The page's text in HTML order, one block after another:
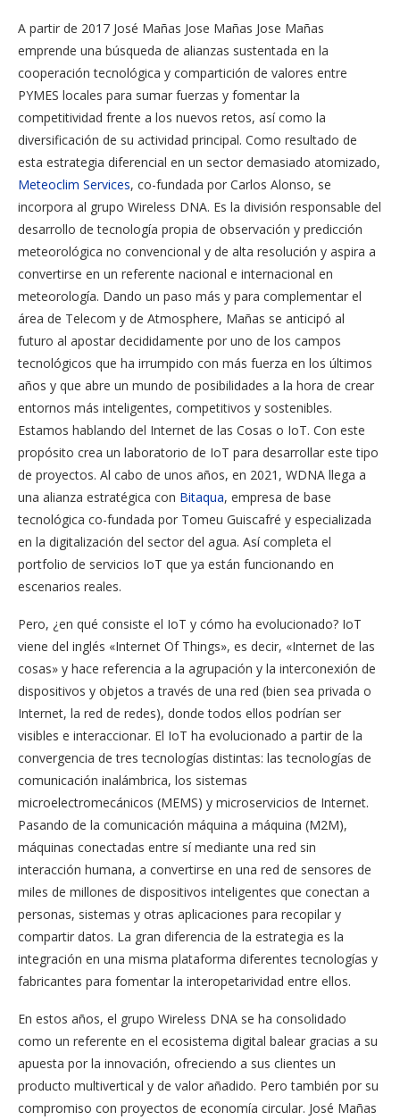
A partir de 2017 José Mañas Jose Mañas Jose Mañas
emprende una búsqueda de alianzas sustentada en la
cooperación tecnológica y compartición de valores entre
PYMES locales para sumar fuerzas y fomentar la
competitividad frente a los nuevos retos, así como la
diversificación de su actividad principal. Como resultado de
esta estrategia diferencial en un sector demasiado atomizado,
Meteoclim Services, co-fundada por Carlos Alonso, se
incorpora al grupo Wireless DNA. Es la división responsable del
desarrollo de tecnología propia de observación y predicción
meteorológica no convencional y de alta resolución y aspira a
convertirse en un referente nacional e internacional en
meteorología. Dando un paso más y para complementar el
área de Telecom y de Atmosphere, Mañas se anticipó al
futuro al apostar decididamente por uno de los campos
tecnológicos que ha irrumpido con más fuerza en los últimos
años y que abre un mundo de posibilidades a la hora de crear
entornos más inteligentes, competitivos y sostenibles.
Estamos hablando del Internet de las Cosas o IoT. Con este
propósito crea un laboratorio de IoT para desarrollar este tipo
de proyectos. Al cabo de unos años, en 2021, WDNA llega a
una alianza estratégica con Bitaqua, empresa de base
tecnológica co-fundada por Tomeu Guiscafré y especializada
en la digitalización del sector del agua. Así completa el
portfolio de servicios IoT que ya están funcionando en
escenarios reales.
Pero, ¿en qué consiste el IoT y cómo ha evolucionado? IoT
viene del inglés «Internet Of Things», es decir, «Internet de las
cosas» y hace referencia a la agrupación y la interconexión de
dispositivos y objetos a través de una red (bien sea privada o
Internet, la red de redes), donde todos ellos podrían ser
visibles e interaccionar. El IoT ha evolucionado a partir de la
convergencia de tres tecnologías distintas: las tecnologías de
comunicación inalámbrica, los sistemas
microelectromecánicos (MEMS) y microservicios de Internet.
Pasando de la comunicación máquina a máquina (M2M),
máquinas conectadas entre sí mediante una red sin
interacción humana, a convertirse en una red de sensores de
miles de millones de dispositivos inteligentes que conectan a
personas, sistemas y otras aplicaciones para recopilar y
compartir datos. La gran diferencia de la estrategia es la
integración en una misma plataforma diferentes tecnologías y
fabricantes para fomentar la interopetarividad entre ellos.
En estos años, el grupo Wireless DNA se ha consolidado
como un referente en el ecosistema digital balear gracias a su
apuesta por la innovación, ofreciendo a sus clientes un
producto multivertical y de valor añadido. Pero también por su
compromiso con proyectos de economía circular. José Mañas